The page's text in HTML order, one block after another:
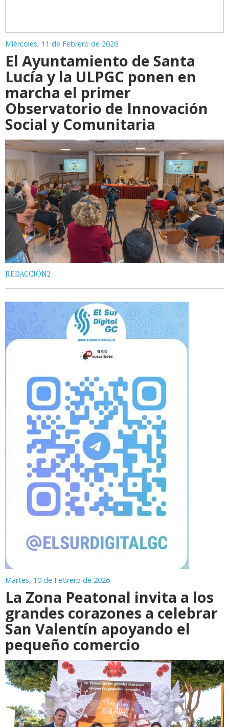
Miércoles, 11 de Febrero de 2026
El Ayuntamiento de Santa
Lucía y la ULPGC ponen en
marcha el primer
Observatorio de Innovación
Social y Comunitaria
REDACCIÓN2
Martes, 10 de Febrero de 2026
La Zona Peatonal invita a los
grandes corazones a celebrar
San Valentín apoyando el
pequeño comercio